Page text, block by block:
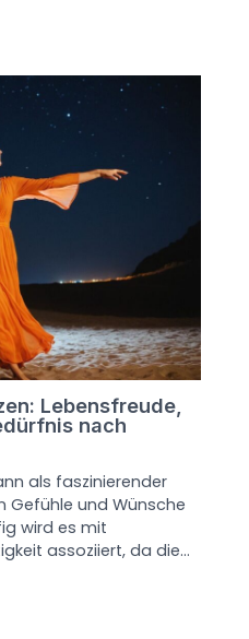
Lebensfreude,
nach
als faszinierender
Gefühle und Wünsche
wird es mit
assoziiert, da die…